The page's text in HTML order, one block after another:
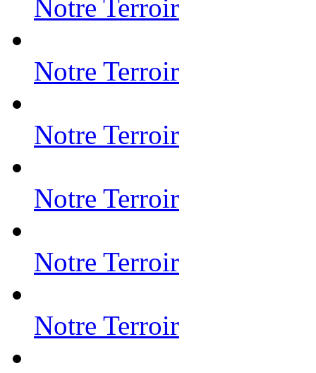
Notre Terroir
Notre Terroir
Notre Terroir
Notre Terroir
Notre Terroir
Notre Terroir